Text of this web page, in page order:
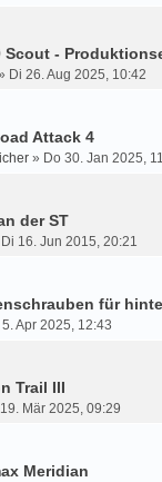
Scout -
Di 26. Aug 2025, 10:42
Attack 4
» Do 30. Jan 2025,
der ST
Di 16. Jun 2015, 20:21
für
Apr 2025, 12:43
Trail III
Mär 2025, 09:29
Meridian